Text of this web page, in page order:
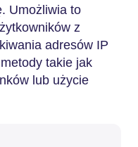
Umożliwia to
z
adresów IP
takie jak
lub użycie